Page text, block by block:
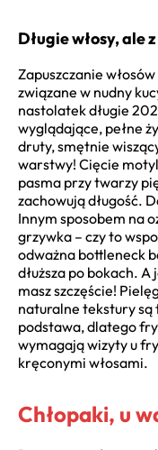
Długie włosy, ale
Zapuszczanie
związane w nudny
nastolatek długie
wyglądające, pełne
druty, smętnie
warstwy! Cięcie
pasma przy twarzy
zachowują długość.
Innym sposobem na
grzywka – czy to
odważna bottleneck
dłuższa po bokach.
masz szczęście!
naturalne tekstury są
podstawa, dlatego
wymagają wizyty u
kręconymi włosami.
Chłopaki, u